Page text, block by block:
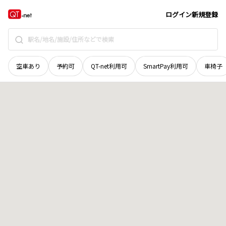
ログイン新規登録
空車あり 予約可 QT-net利用可 SmartPay利用可 車椅子
秋田県